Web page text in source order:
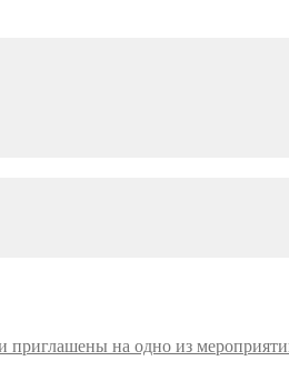
приглашены на одно из